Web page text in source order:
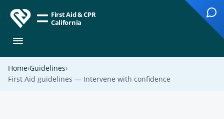
First Aid & CPR
California
Home Guidelines
First Aid guidelines — Intervene with confidence